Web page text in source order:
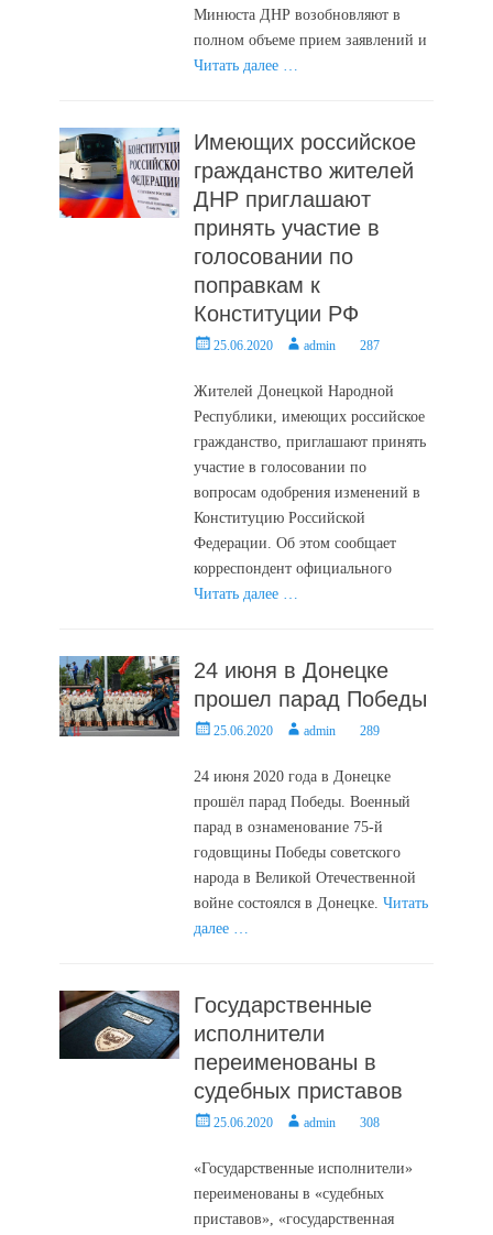
Минюста ДНР возобновляют в
полном объеме прием заявлений и
Читать далее …
Имеющих российское
гражданство жителей
ДНР приглашают
принять участие в
голосовании по
поправкам к
Конституции РФ
Posted25.06.2020 Authoradmin 287
Жителей Донецкой Народной
Республики, имеющих российское
гражданство, приглашают принять
участие в голосовании по
вопросам одобрения изменений в
Конституцию Российской
Федерации. Об этом сообщает
корреспондент официального
Читать далее …
24 июня в Донецке
прошел парад Победы
Posted25.06.2020 Authoradmin 289
24 июня 2020 года в Донецке
прошёл парад Победы. Военный
парад в ознаменование 75-й
годовщины Победы советского
народа в Великой Отечественной
войне состоялся в Донецке.Читать
далее …
Государственные
исполнители
переименованы в
судебных приставов
Posted25.06.2020 Authoradmin 308
«Государственные исполнители»
переименованы в «судебных
приставов», «государственная